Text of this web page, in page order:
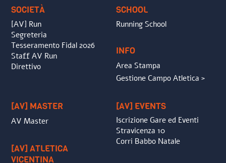
SOCIETÀ
[AV] Run
Segreteria
Tesseramento Fidal 2026
Staff AV Run
Direttivo
SCHOOL
Running School
INFO
Area Stampa
Gestione Campo Atletica >
[AV] MASTER
AV Master
[AV] ATLETICA
VICENTINA
[AV] EVENTS
Iscrizione Gare ed Eventi
Stravicenza 10
Corri Babbo Natale